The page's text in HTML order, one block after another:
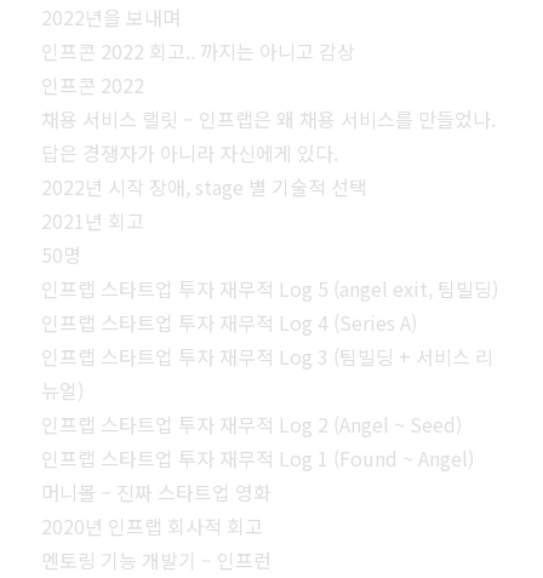
2022년을 보내며
인프콘 2022 회고.. 까지는 아니고 감상
인프콘 2022
채용 서비스 랠릿 – 인프랩은 왜 채용 서비스를 만들었나.
답은 경쟁자가 아니라 자신에게 있다.
2022년 시작 장애, stage 별 기술적 선택
2021년 회고
50명
인프랩 스타트업 투자 재무적 Log 5 (angel exit, 팀빌딩)
인프랩 스타트업 투자 재무적 Log 4 (Series A)
인프랩 스타트업 투자 재무적 Log 3 (팀빌딩 + 서비스 리
뉴얼)
인프랩 스타트업 투자 재무적 Log 2 (Angel ~ Seed)
인프랩 스타트업 투자 재무적 Log 1 (Found ~ Angel)
머니볼 – 진짜 스타트업 영화
2020년 인프랩 회사적 회고
멘토링 기능 개발기 – 인프런